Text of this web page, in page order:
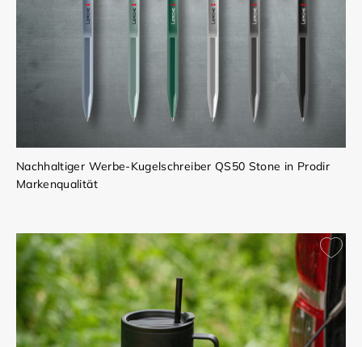
Nachhaltiger Werbe-Kugelschreiber QS50 Stone in Prodir
Markenqualität